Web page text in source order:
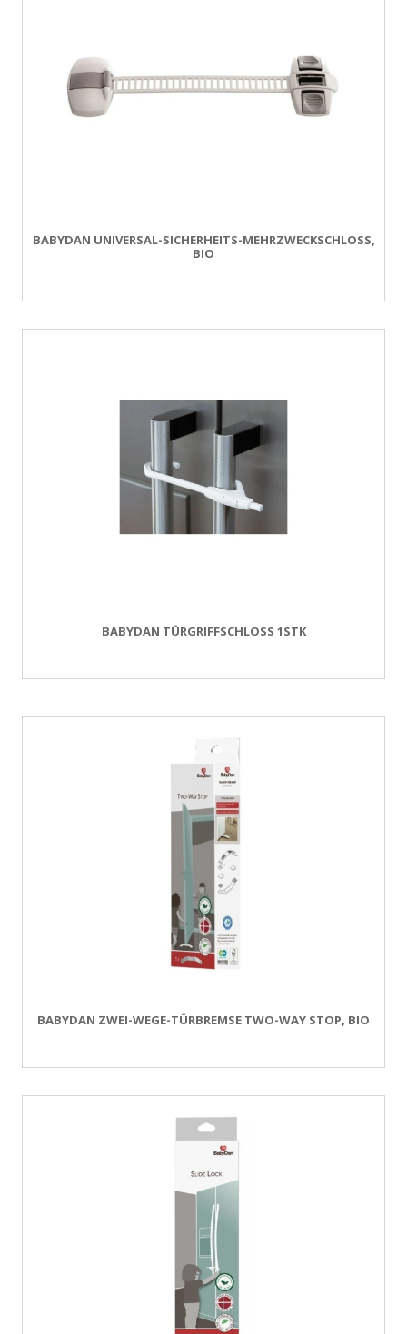
BABYDAN UNIVERSAL-SICHERHEITS-MEHRZWECKSCHLOSS,
BIO
BABYDAN TÜRGRIFFSCHLOSS 1STK
BABYDAN ZWEI-WEGE-TÜRBREMSE TWO-WAY STOP, BIO